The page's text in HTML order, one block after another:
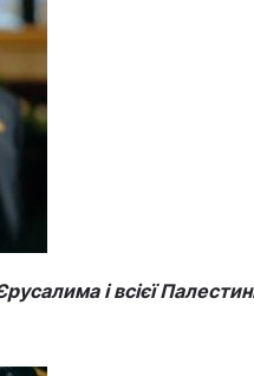
і всієї